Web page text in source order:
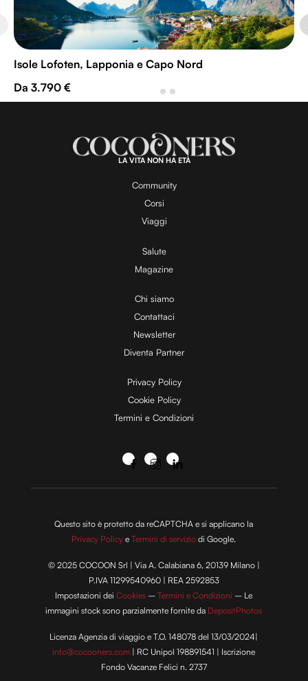
Isole Lofoten, Lapponia e Capo Nord
Da 3.790 €
LA VITA NON HA ETÀ
Community
Corsi
Viaggi
Salute
Magazine
Chi siamo
Contattaci
Newsletter
Diventa Partner
Privacy Policy
Cookie Policy
Termini e Condizioni
Questo sito è protetto da reCAPTCHA e si applicano la
Privacy Policy eTermini di servizio di Google.
© 2025 COCOON Srl | Via A. Calabiana 6, 20139 Milano |
P.IVA 11299540960 | REA 2592853
Impostazioni deiCookies –Termini e Condizioni – Le
immagini stock sono parzialmente fornite da DepositPhotos
Licenza Agenzia di viaggio e T.O. 148078 del 13/03/2024|
info@cocooners.com | RC Unipol 198891541 | Iscrizione
Fondo Vacanze Felici n. 2737